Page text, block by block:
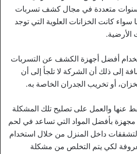
لسنوات متعددة في مجال كشف تسربات
سواء كانت الخزانات العلوية التي توجد
الأرضية.
أفضل أجهزة الكشف عن التسربات
إلى ذلك أن الشركة لا تلجأ إلى أن
أو تخريب الجدران الخاصة به.
عنها والعمل على تصليح تلك المشكلة
بأفضل المواد التي تساعد في لحم
التشققات داخل المنزل من خلال استخدام
لكي يتم التخلص من مشكلة